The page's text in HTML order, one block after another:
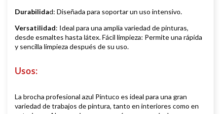
Durabilidad: Diseñada para soportar un uso intensivo.
Versatilidad: Ideal para una amplia variedad de pinturas,
desde esmaltes hasta látex. Fácil limpieza: Permite una rápida
y sencilla limpieza después de su uso.
Usos:
La brocha profesional azul Pintuco es ideal para una gran
variedad de trabajos de pintura, tanto en interiores como en